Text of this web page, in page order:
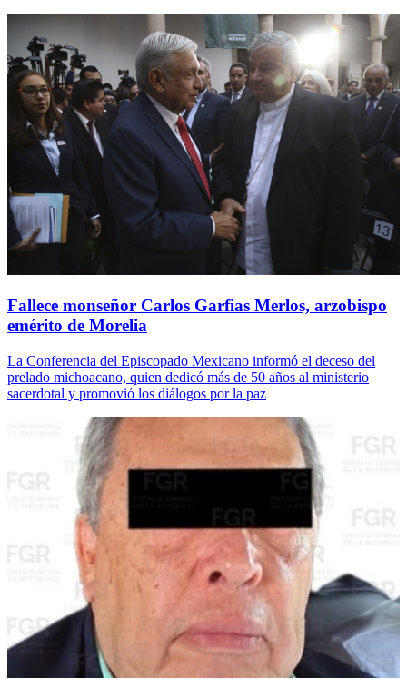
Fallece monseñor Carlos Garfias Merlos, arzobispo
emérito de Morelia
La Conferencia del Episcopado Mexicano informó el deceso del
prelado michoacano, quien dedicó más de 50 años al ministerio
sacerdotal y promovió los diálogos por la paz